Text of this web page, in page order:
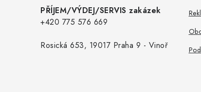
PŘÍJEM/VÝDEJ/SERVIS zakázek
+420 775 576 669
Rosická 653, 19017 Praha 9 - Vinoř